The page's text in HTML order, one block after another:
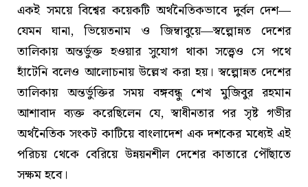
একই সময়ে বিশ্বের কয়েকটি অর্থনৈতিকভাবে দুর্বল দেশ—
যেমন ঘানা, ভিয়েতনাম ও জিম্বাবুয়ে—স্বল্পোন্নত দেশের
তালিকায় অন্তর্ভুক্ত হওয়ার সুযোগ থাকা সত্ত্বেও সে পথে
হাঁটেনি বলেও আলোচনায় উল্লেখ করা হয়। স্বল্পোন্নত দেশের
তালিকায় অন্তর্ভুক্তির সময় বঙ্গবন্ধু শেখ মুজিবুর রহমান
আশাবাদ ব্যক্ত করেছিলেন যে, স্বাধীনতার পর সৃষ্ট গভীর
অর্থনৈতিক সংকট কাটিয়ে বাংলাদেশ এক দশকের মধ্যেই এই
পরিচয় থেকে বেরিয়ে উন্নয়নশীল দেশের কাতারে পৌঁছাতে
সক্ষম হবে।